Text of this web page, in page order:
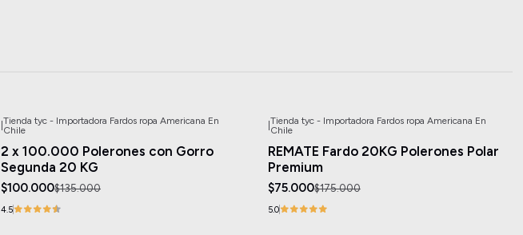
-26%
Tienda tyc - Importadora Fardos ropa Americana En
Chile
2 x 100.000 Polerones con Gorro
Segunda 20 KG
$100.000$135.000
4.5
-57%
Tienda tyc - Importadora Fardos ropa Americana En
Chile
REMATE Fardo 20KG Polerones Polar
Premium
$75.000$175.000
5.0